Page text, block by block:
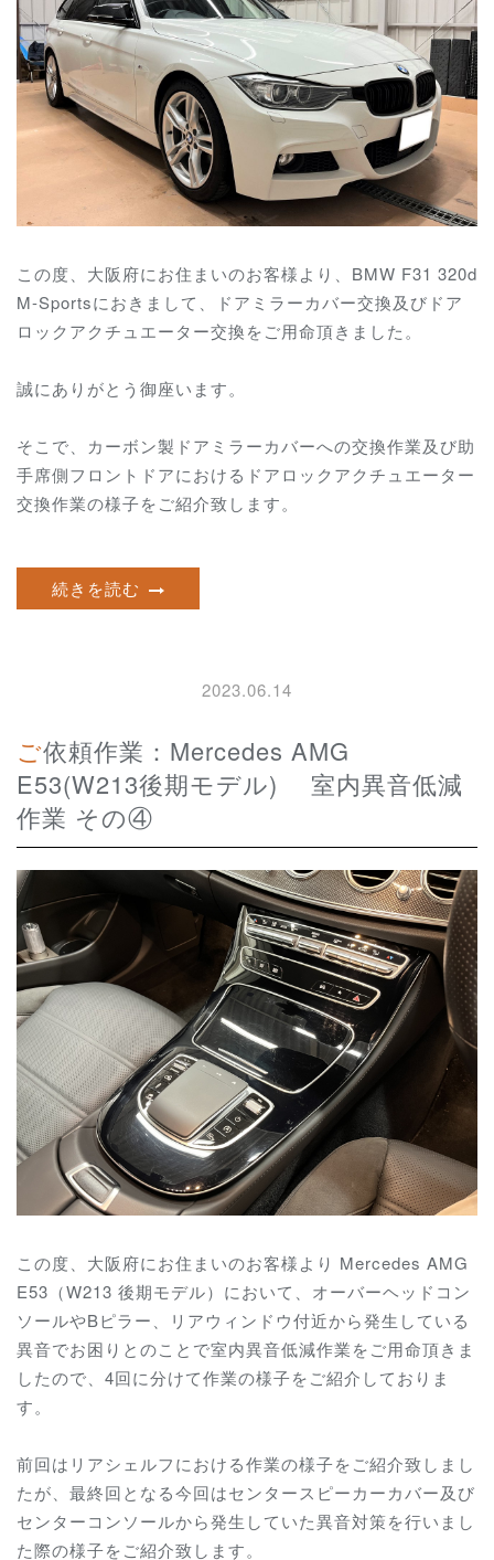
この度、大阪府にお住まいのお客様より、BMW F31 320d
M-Sportsにおきまして、ドアミラーカバー交換及びドア
ロックアクチュエーター交換をご用命頂きました。
誠にありがとう御座います。
そこで、カーボン製ドアミラーカバーへの交換作業及び助
手席側フロントドアにおけるドアロックアクチュエーター
交換作業の様子をご紹介致します。
続きを読む
2023.06.14
ご依頼作業：Mercedes AMG
E53(W213後期モデル) 室内異音低減
作業 その④
この度、大阪府にお住まいのお客様より Mercedes AMG
E53（W213 後期モデル）において、オーバーヘッドコン
ソールやBピラー、リアウィンドウ付近から発生している
異音でお困りとのことで室内異音低減作業をご用命頂きま
したので、4回に分けて作業の様子をご紹介しておりま
す。
前回はリアシェルフにおける作業の様子をご紹介致しまし
たが、最終回となる今回はセンタースピーカーカバー及び
センターコンソールから発生していた異音対策を行いまし
た際の様子をご紹介致します。